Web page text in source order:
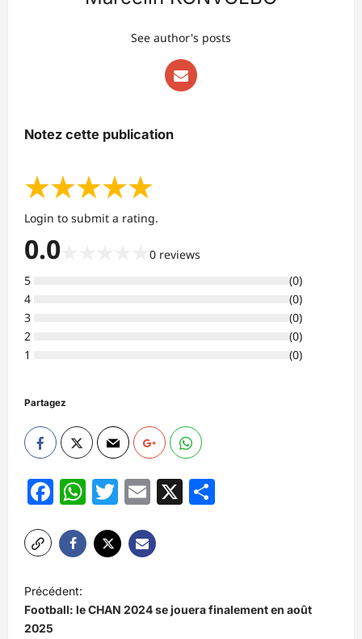
See author's posts
Notez cette publication
★★★★★
Login to submit a rating.
0.0 0 reviews
5
(0)
4
(0)
3
(0)
2
(0)
1
(0)
Partagez
Facebook
WhatsApp
Twitter
Email
X
a
v
Précédent:
Football: le CHAN 2024 se jouera finalement en août
2025